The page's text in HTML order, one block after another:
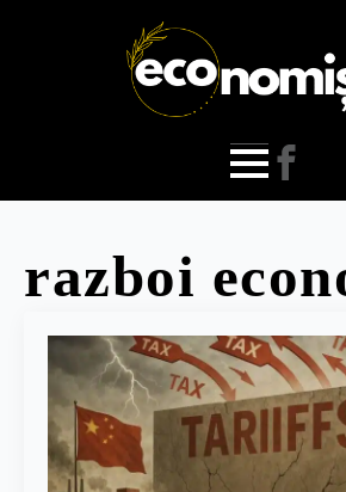
razboi